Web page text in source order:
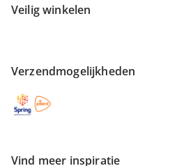
Veilig winkelen
Verzendmogelijkheden
Vind meer inspiratie